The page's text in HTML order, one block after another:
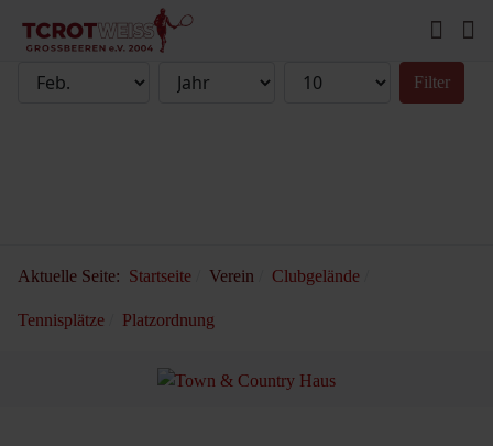
Filter
Aktuelle Seite: Startseite Verein Clubgelände
Tennisplätze Platzordnung